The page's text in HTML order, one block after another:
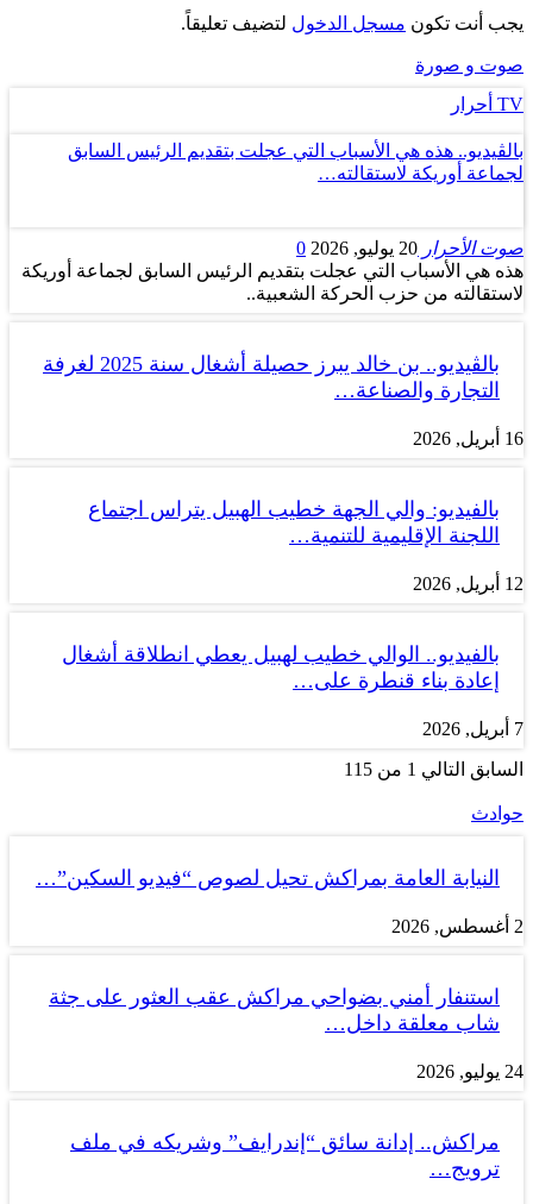
يجب أنت تكون مسجل الدخول لتضيف تعليقاً.
صوت و صورة
TV أحرار
بالڤيديو.. هذه هي الأسباب التي عجلت بتقديم الرئيس السابق
لجماعة أوريكة لاستقالته…
صوت الأحرار 20 يوليو, 2026
0
هذه هي الأسباب التي عجلت بتقديم الرئيس السابق لجماعة أوريكة
لاستقالته من حزب الحركة الشعبية..
بالڤيديو.. بن خالد يبرز حصيلة أشغال سنة 2025 لغرفة
التجارة والصناعة…
16 أبريل, 2026
بالفيديو: والي الجهة خطيب الهبيل يتراس اجتماع
اللجنة الإقليمية للتنمية…
12 أبريل, 2026
بالفيديو.. الوالي خطيب لهبيل يعطي انطلاقة أشغال
إعادة بناء قنطرة على…
7 أبريل, 2026
السابق التالي 1 من 115
حوادث
النيابة العامة بمراكش تحيل لصوص “فيديو السكين”…
2 أغسطس, 2026
استنفار أمني بضواحي مراكش عقب العثور على جثة
شاب معلقة داخل…
24 يوليو, 2026
مراكش.. إدانة سائق “إندرايف” وشريكه في ملف
ترويج…